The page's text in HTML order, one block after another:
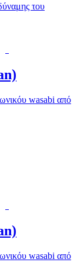
του
wasabi από
wasabi από